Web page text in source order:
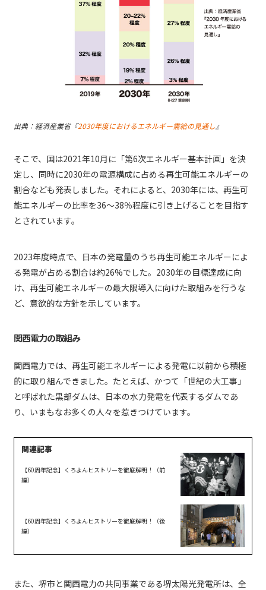
出典：経済産業省『2030年度におけるエネルギー需給の見通し 』
そこで、国は2021年10月に「第6次エネルギー基本計画」を決
定し、同時に2030年の電源構成に占める再生可能エネルギーの
割合なども発表しました。それによると、2030年には、再生可
能エネルギーの比率を36～38％程度に引き上げることを目指す
とされています。
2023年度時点で、日本の発電量のうち再生可能エネルギーによ
る発電が占める割合は約26%でした。2030年の目標達成に向
け、再生可能エネルギーの最大限導入に向けた取組みを行うな
ど、意欲的な方針を示しています。
関西電力の取組み
関西電力では、再生可能エネルギーによる発電に以前から積極
的に取り組んできました。たとえば、かつて「世紀の大工事」
と呼ばれた黒部ダムは、日本の水力発電を代表するダムであ
り、いまもなお多くの人々を惹きつけています。
【60周年記念】くろよんヒストリーを徹底解明！（前
編）
【60周年記念】くろよんヒストリーを徹底解明！（後
編）
また、堺市と関西電力の共同事業である堺太陽光発電所は、全